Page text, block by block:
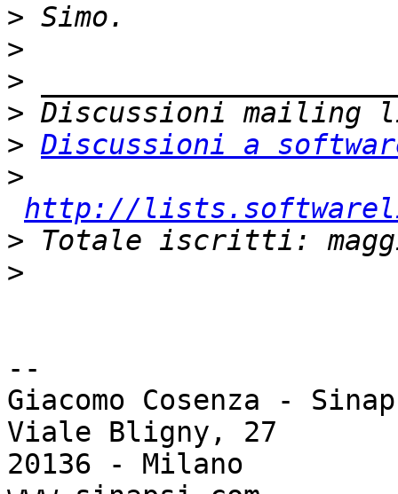
>
>
>
>
> Discussioni a
>
http://
>
>
--
Giacomo Cosenza -
Viale Bligny, 27
20136 - Milano